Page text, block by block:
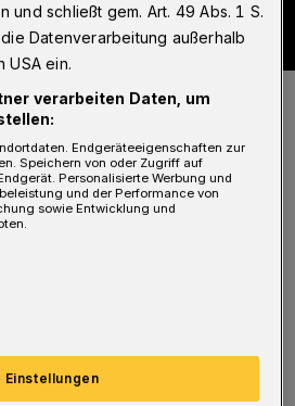
Sounds aus einer
Klampfe auf mein
gerate ich in Ek­s­ta­se.
und schließt gem. Art. 49 Abs. 1 S.
Datenverarbeitung außerhalb
USA ein.
verarbeiten Daten, um
Endgeräteeigenschaften zur
Speichern von oder Zugriff auf
Personalisierte Werbung und
und der Performance von
sowie Entwicklung und
Einstellungen